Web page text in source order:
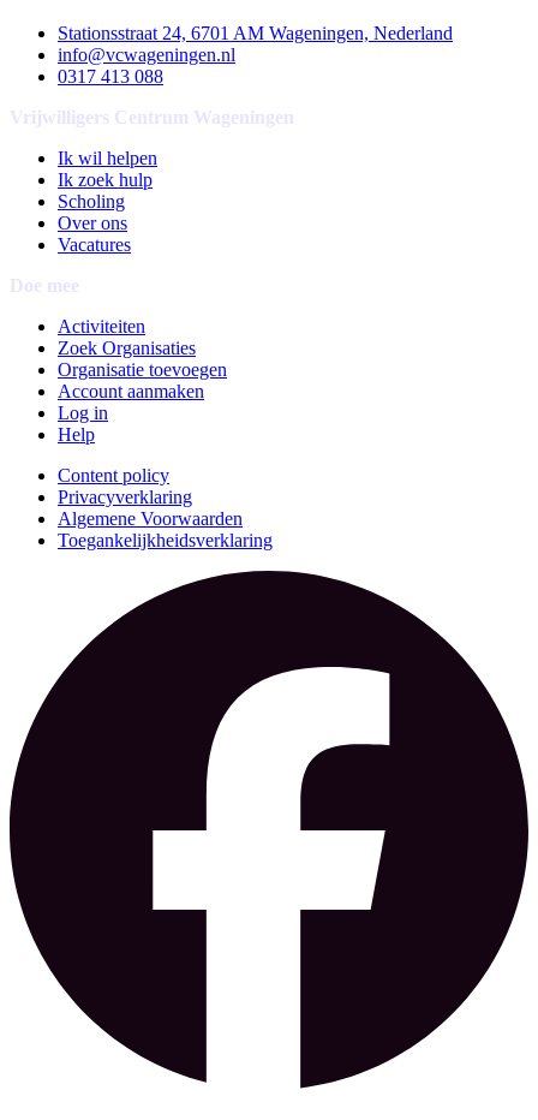
Stationsstraat 24, 6701 AM Wageningen, Nederland
info@vcwageningen.nl
0317 413 088
Vrijwilligers Centrum Wageningen
Ik wil helpen
Ik zoek hulp
Scholing
Over ons
Vacatures
Doe mee
Activiteiten
Zoek Organisaties
Organisatie toevoegen
Account aanmaken
Log in
Help
Content policy
Privacyverklaring
Algemene Voorwaarden
Toegankelijkheidsverklaring